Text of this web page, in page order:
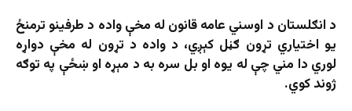
د انګلستان د اوسني عامه قانون له مخې واده د طرفینو ترمنځ
يو اختیاري تړون ګڼل کېږي، د واده د تړون له مخې دواړه
لوري دا مني چې له یوه او بل سره به د مېړه او ښځې په توګه
ژوند کوي.